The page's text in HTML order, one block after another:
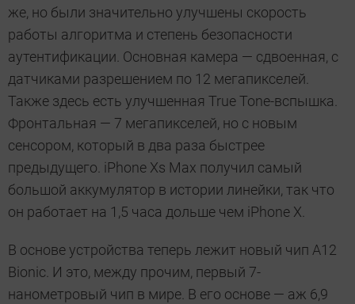
же, но были значительно улучшены скорость
работы алгоритма и степень безопасности
аутентификации. Основная камера — сдвоенная, с
датчиками разрешением по 12 мегапикселей.
Также здесь есть улучшенная True Tone-вспышка.
Фронтальная — 7 мегапикселей, но с новым
сенсором, который в два раза быстрее
предыдущего. iPhone Xs Max получил самый
большой аккумулятор в истории линейки, так что
он работает на 1,5 часа дольше чем iPhone X.
В основе устройства теперь лежит новый чип A12
Bionic. И это, между прочим, первый 7-
нанометровый чип в мире. В его основе — аж 6,9